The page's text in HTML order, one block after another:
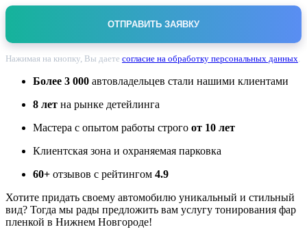
Нажимая на кнопку, Вы даете согласие на обработку персональных данных
Более 3 000 автовладельцев стали нашими клиентами
8 лет на рынке детейлинга
Мастера с опытом работы строго от 10 лет
Клиентская зона и охраняемая парковка
60+ отзывов с рейтингом 4.9
Хотите придать своему автомобилю уникальный и стильный
вид? Тогда мы рады предложить вам услугу тонирования фар
пленкой в Нижнем Новгороде!